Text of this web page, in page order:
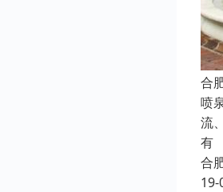
合
喷
流
有
合
19-